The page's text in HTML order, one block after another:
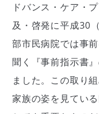
ドバンス・ケア・
及・啓発に平成30
部市民病院では事
聞く『事前指示書
ました。この取り
家族の姿を見てい